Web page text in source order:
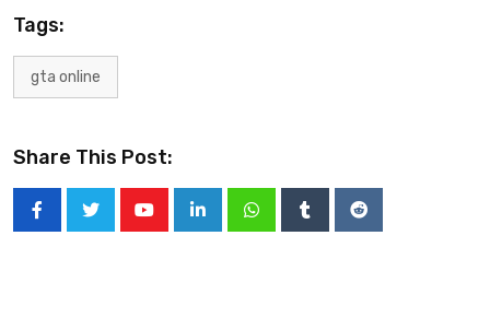
Tags:
gta online
Share This Post: